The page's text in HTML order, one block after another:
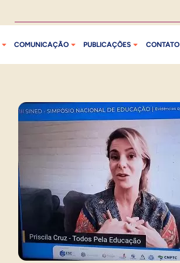
COMUNICAÇÃO PUBLICAÇÕES CONTATO